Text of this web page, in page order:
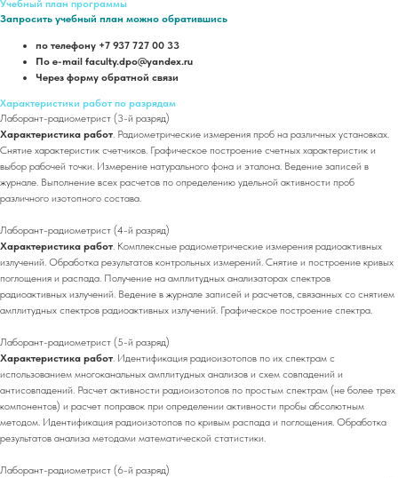
Учебный план программы
Запросить учебный план можно обратившись
по телефону +7 937 727 00 33
По e-mail faculty.dpo@yandex.ru
Через форму обратной связи
Характеристики работ по разрядам
Лаборант-радиометрист (3-й разряд)
Характеристика работ. Радиометрические измерения проб на различных установках.
Снятие характеристик счетчиков. Графическое построение счетных характеристик и
выбор рабочей точки. Измерение натурального фона и эталона. Ведение записей в
журнале. Выполнение всех расчетов по определению удельной активности проб
различного изотопного состава.
Лаборант-радиометрист (4-й разряд)
Характеристика работ. Комплексные радиометрические измерения радиоактивных
излучений. Обработка результатов контрольных измерений. Снятие и построение кривых
поглощения и распада. Получение на амплитудных анализаторах спектров
радиоактивных излучений. Ведение в журнале записей и расчетов, связанных со снятием
амплитудных спектров радиоактивных излучений. Графическое построение спектра.
Лаборант-радиометрист (5-й разряд)
Характеристика работ. Идентификация радиоизотопов по их спектрам с
использованием многоканальных амплитудных анализов и схем совпадений и
антисовпадений. Расчет активности радиоизотопов по простым спектрам (не более трех
компонентов) и расчет поправок при определении активности пробы абсолютным
методом. Идентификация радиоизотопов по кривым распада и поглощения. Обработка
результатов анализа методами математической статистики.
Лаборант-радиометрист (6-й разряд)